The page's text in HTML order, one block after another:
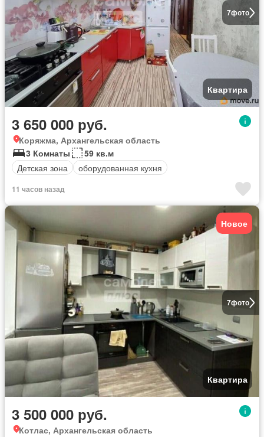
7фото
Квартира
3 650 000 руб.
Коряжма, Архангельская область
3 Комнаты
59 кв.м
Детская зона
оборудованная кухня
11 часов назад
7фото
Новое
Квартира
3 500 000 руб.
Котлас, Архангельская область